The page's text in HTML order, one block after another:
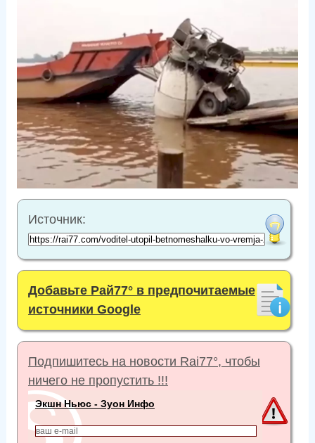
Источник:
Добавьте Рай77° в предпочитаемые
источники Google
Подпишитесь на новости Rai77°, чтобы
ничего не пропустить !!!
Экшн Ньюс - Зуон Инфо